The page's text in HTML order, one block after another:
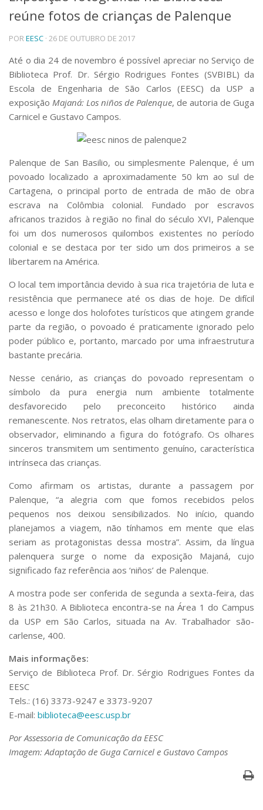
Telefones e Mapas
Pessoas
Ensino
Graduação
Pós-Graduação
Educação a distância
Cursos de Extensão
Pesquisa e Inovação
Linhas de Pesquisa
Centros, Núcleos e Projetos em Rede
Iniciação Científica
Transferência de Tecnologia
Empresas Juniores
Extensão à Comunidade
Projetos, Programas e Cursos
Artes, Cultura e Esportes
Museus e Espaços Interativos
Bibliotecas
Apoio ao Estudante
Segurança, Trânsito e Prevenção
RH, Administrativo e Financeiro
Outros serviços
Comunicação
Aplicativos e Sites
Jornal da USP
Agenda de Eventos
Defesa de Teses
reúne fotos de crianças de Palenque
POREESC · 26 DE OUTUBRO DE 2017
Até o dia 24 de novembro é possível apreciar no Serviço de
Biblioteca Prof. Dr. Sérgio Rodrigues Fontes (SVBIBL) da
Escola de Engenharia de São Carlos (EESC) da USP a
exposição Majaná: Los niños de Palenque, de autoria de Guga
Carnicel e Gustavo Campos.
Palenque de San Basilio, ou simplesmente Palenque, é um
povoado localizado a aproximadamente 50 km ao sul de
Cartagena, o principal porto de entrada de mão de obra
escrava na Colômbia colonial. Fundado por escravos
africanos trazidos à região no final do século XVI, Palenque
foi um dos numerosos quilombos existentes no período
colonial e se destaca por ter sido um dos primeiros a se
libertarem na América.
O local tem importância devido à sua rica trajetória de luta e
resistência que permanece até os dias de hoje. De difícil
acesso e longe dos holofotes turísticos que atingem grande
parte da região, o povoado é praticamente ignorado pelo
poder público e, portanto, marcado por uma infraestrutura
bastante precária.
Nesse cenário, as crianças do povoado representam o
símbolo da pura energia num ambiente totalmente
desfavorecido pelo preconceito histórico ainda
remanescente. Nos retratos, elas olham diretamente para o
observador, eliminando a figura do fotógrafo. Os olhares
sinceros transmitem um sentimento genuíno, característica
intrínseca das crianças.
Como afirmam os artistas, durante a passagem por
Palenque, “a alegria com que fomos recebidos pelos
pequenos nos deixou sensibilizados. No início, quando
planejamos a viagem, não tínhamos em mente que elas
seriam as protagonistas dessa mostra”. Assim, da língua
palenquera surge o nome da exposição Majaná, cujo
significado faz referência aos ‘niños’ de Palenque.
A mostra pode ser conferida de segunda a sexta-feira, das
8 às 21h30. A Biblioteca encontra-se na Área 1 do Campus
da USP em São Carlos, situada na Av. Trabalhador são-
carlense, 400.
Mais informações:
Serviço de Biblioteca Prof. Dr. Sérgio Rodrigues Fontes da
EESC
Tels.: (16) 3373-9247 e 3373-9207
E-mail: biblioteca@eesc.usp.br
Por Assessoria de Comunicação da EESC
Imagem: Adaptação de Guga Carnicel e Gustavo Campos